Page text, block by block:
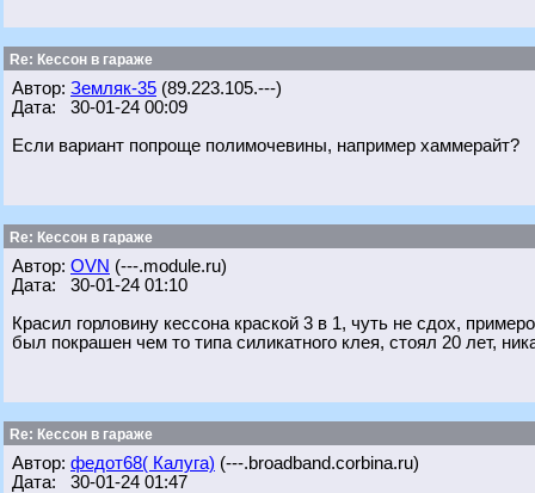
Re: Кессон в гараже
Автор: Земляк-35 (89.223.105.---)
Дата: 30-01-24 00:09
Если вариант попроще полимочевины, например хаммерайт?
Re: Кессон в гараже
Автор: OVN (---.module.ru)
Дата: 30-01-24 01:10
Красил горловину кессона краской 3 в 1, чуть не сдох,
был покрашен чем то типа силикатного клея, стоял 20 лет,
Re: Кессон в гараже
Автор: федот68( Калуга) (---.broadband.corbina.ru)
Дата: 30-01-24 01:47